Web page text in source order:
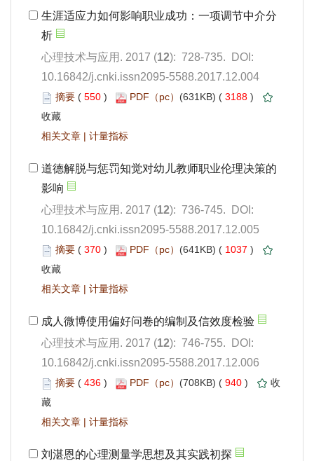
): 728-735. DOI:
10.16842/j.cnki.issn2095-5588.2017.12.004
550 ) 3188 )
|
): 736-745. DOI:
10.16842/j.cnki.issn2095-5588.2017.12.005
370 ) 1037 )
|
): 746-755. DOI:
10.16842/j.cnki.issn2095-5588.2017.12.006
436 ) 940 )
|